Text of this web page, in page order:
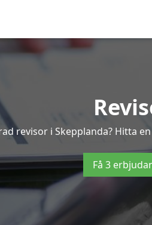
revisor i Skepplanda? Hitta
Få 3